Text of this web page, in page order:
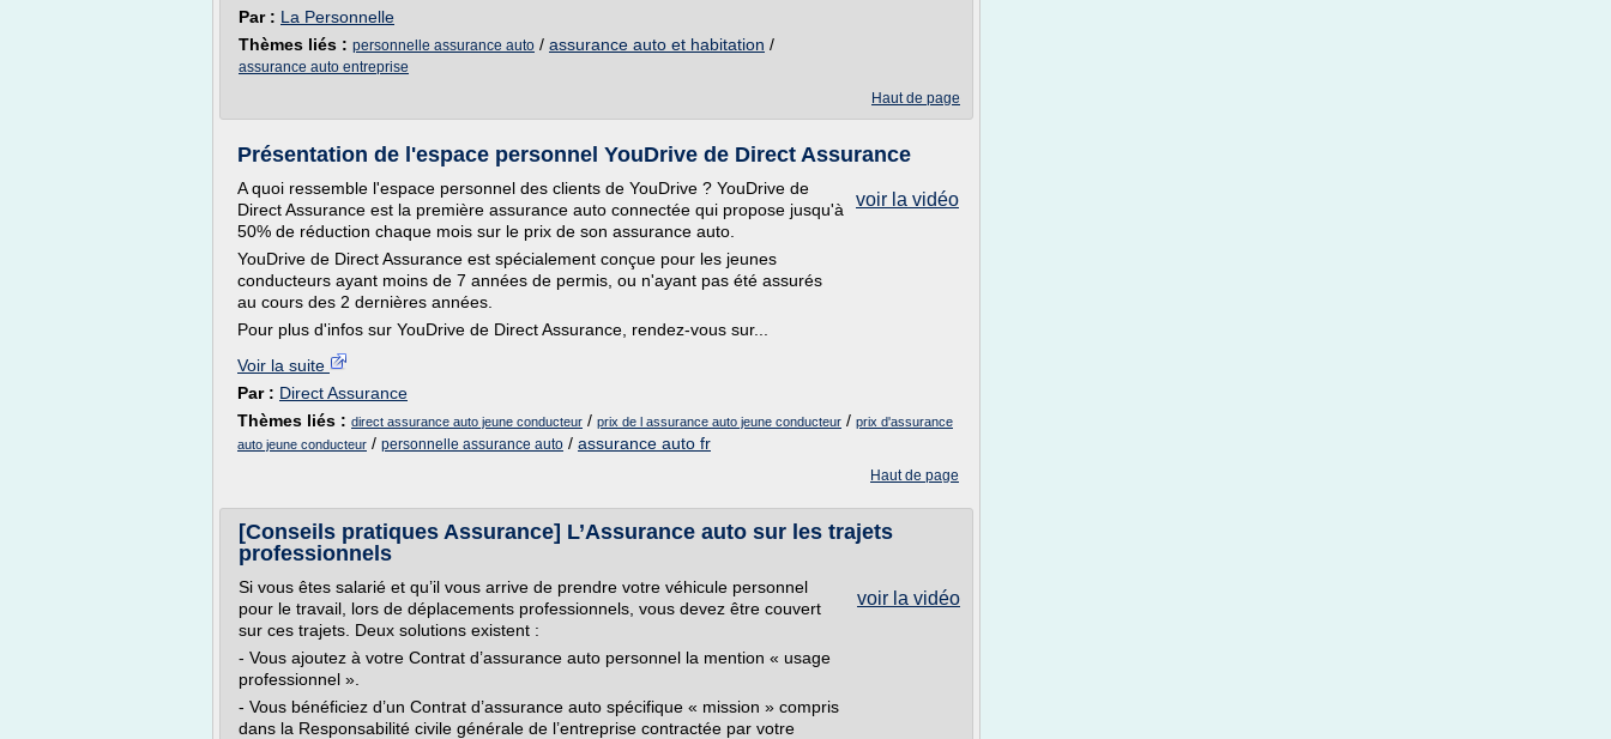
Par : La Personnelle
Thèmes liés : personnelle assurance auto / assurance auto et habitation /
assurance auto entreprise
Haut de page
Présentation de l'espace personnel YouDrive de Direct Assurance
voir la vidéo
A quoi ressemble l'espace personnel des clients de YouDrive ? YouDrive de
Direct Assurance est la première assurance auto connectée qui propose jusqu'à
50% de réduction chaque mois sur le prix de son assurance auto.
YouDrive de Direct Assurance est spécialement conçue pour les jeunes
conducteurs ayant moins de 7 années de permis, ou n'ayant pas été assurés
au cours des 2 dernières années.
Pour plus d'infos sur YouDrive de Direct Assurance, rendez-vous sur...
Voir la suite
Par : Direct Assurance
Thèmes liés : direct assurance auto jeune conducteur / prix de l assurance auto jeune conducteur / prix d'assurance
auto jeune conducteur / personnelle assurance auto / assurance auto fr
Haut de page
[Conseils pratiques Assurance] L’Assurance auto sur les trajets
professionnels
voir la vidéo
Si vous êtes salarié et qu’il vous arrive de prendre votre véhicule personnel
pour le travail, lors de déplacements professionnels, vous devez être couvert
sur ces trajets. Deux solutions existent :
- Vous ajoutez à votre Contrat d’assurance auto personnel la mention « usage
professionnel ».
- Vous bénéficiez d’un Contrat d’assurance auto spécifique « mission » compris
dans la Responsabilité civile générale de l’entreprise contractée par votre